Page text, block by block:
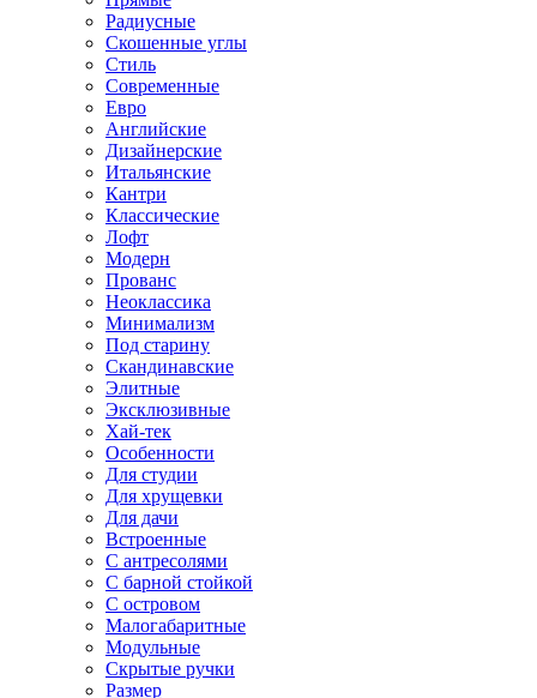
Радиусные
Скошенные углы
Стиль
Современные
Евро
Английские
Дизайнерские
Итальянские
Кантри
Классические
Лофт
Модерн
Прованс
Неоклассика
Минимализм
Под старину
Скандинавские
Элитные
Эксклюзивные
Хай-тек
Особенности
Для студии
Для хрущевки
Для дачи
Встроенные
С антресолями
С барной стойкой
С островом
Малогабаритные
Модульные
Скрытые ручки
Размер